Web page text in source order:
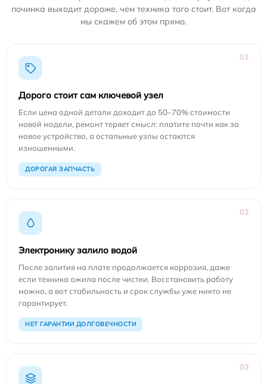
починка выходит дороже, чем техника того стоит. Вот когда
мы скажем об этом прямо.
01
Дорого стоит сам ключевой узел
Если цена одной детали доходит до 50–70% стоимости
новой модели, ремонт теряет смысл: платите почти как за
новое устройство, а остальные узлы остаются
изношенными.
ДОРОГАЯ ЗАПЧАСТЬ
02
Электронику залило водой
После залития на плате продолжается коррозия, даже
если техника ожила после чистки. Восстановить работу
можно, а вот стабильность и срок службы уже никто не
гарантирует.
НЕТ ГАРАНТИИ ДОЛГОВЕЧНОСТИ
03